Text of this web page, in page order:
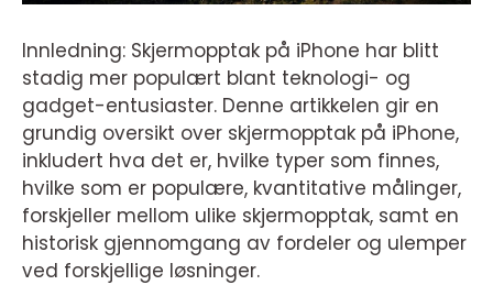
Innledning: Skjermopptak på iPhone har blitt
stadig mer populært blant teknologi- og
gadget-entusiaster. Denne artikkelen gir en
grundig oversikt over skjermopptak på iPhone,
inkludert hva det er, hvilke typer som finnes,
hvilke som er populære, kvantitative målinger,
forskjeller mellom ulike skjermopptak, samt en
historisk gjennomgang av fordeler og ulemper
ved forskjellige løsninger.